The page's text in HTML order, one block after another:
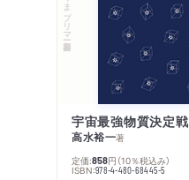
宇宙最強物質決定戦
高水裕一著
定価:858円 （10％税込み）
ISBN:978-4-480-68445-5